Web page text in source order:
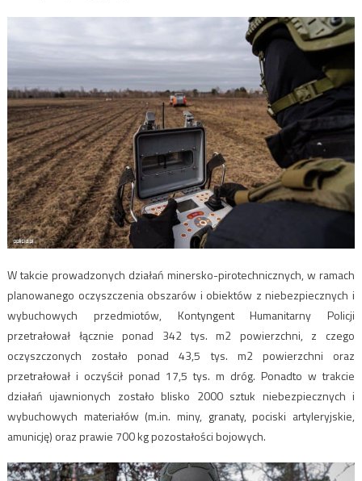
W takcie prowadzonych działań minersko-pirotechnicznych, w ramach
planowanego oczyszczenia obszarów i obiektów z niebezpiecznych i
wybuchowych przedmiotów, Kontyngent Humanitarny Policji
przetrałował łącznie ponad 342 tys. m2 powierzchni, z czego
oczyszczonych zostało ponad 43,5 tys. m2 powierzchni oraz
przetrałował i oczyścił ponad 17,5 tys. m dróg. Ponadto w trakcie
działań ujawnionych zostało blisko 2000 sztuk niebezpiecznych i
wybuchowych materiałów (m.in. miny, granaty, pociski artyleryjskie,
amunicję) oraz prawie 700 kg pozostałości bojowych.